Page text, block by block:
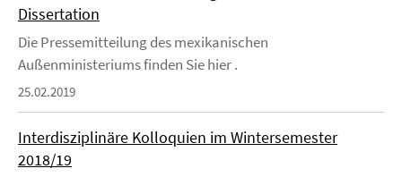
Dissertation
Die Pressemitteilung des mexikanischen
Außenministeriums finden Sie hier .
25.02.2019
Interdisziplinäre Kolloquien im Wintersemester
2018/19